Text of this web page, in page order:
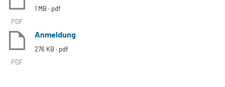
PDF
1 MB pdf
PDF
Anmeldung
276 KB pdf